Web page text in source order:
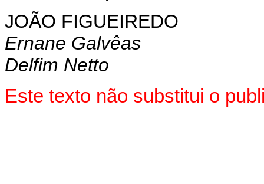
JOÃO FIGUEIREDO
Ernane Galvêas
Delfim Netto
Este texto não substitui o